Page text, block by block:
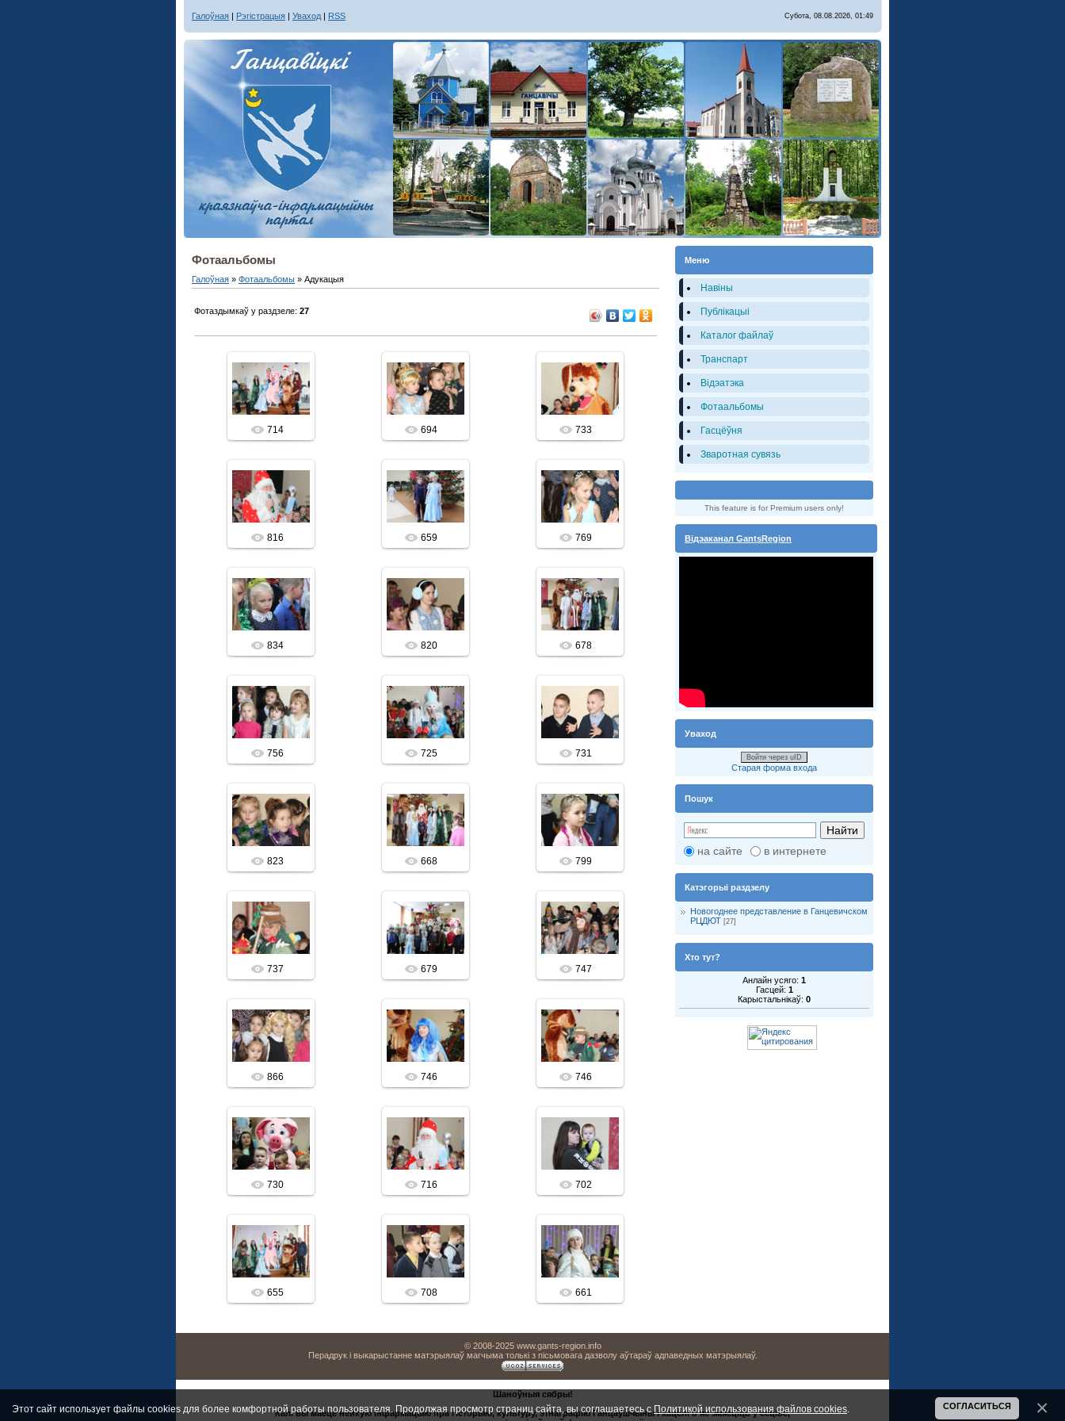
Галоўная | Рэгістрацыя | Уваход | RSS Субота, 08.08.2026, 01:49
Фотаальбомы
Галоўная » Фотаальбомы » Адукацыя
Фотаздымкаў у раздзеле: 27
19.12.2018
vitalis
714
19.12.2018
vitalis
694
19.12.2018
vitalis
733
19.12.2018
vitalis
816
19.12.2018
vitalis
659
19.12.2018
vitalis
769
19.12.2018
vitalis
834
19.12.2018
vitalis
820
19.12.2018
vitalis
678
19.12.2018
vitalis
756
19.12.2018
vitalis
725
19.12.2018
vitalis
731
19.12.2018
vitalis
823
19.12.2018
vitalis
668
19.12.2018
vitalis
799
19.12.2018
vitalis
737
19.12.2018
vitalis
679
19.12.2018
vitalis
747
19.12.2018
vitalis
866
19.12.2018
vitalis
746
19.12.2018
vitalis
746
19.12.2018
vitalis
730
19.12.2018
vitalis
716
19.12.2018
vitalis
702
19.12.2018
vitalis
655
19.12.2018
vitalis
708
19.12.2018
vitalis
661
Меню
Навіны
Публікацыі
Каталог файлаў
Транспарт
Вiдэатэка
Фотаальбомы
Гасцёўня
Зваротная сувязь
This feature is for Premium users only!
Відэаканал GantsRegion
Уваход
Войти через uID
Старая форма входа
Пошук
на сайте в интернете
Катэгорыі раздзелу
Новогоднее представление в Ганцевичском
РЦДЮТ [27]
Хто тут?
Анлайн усяго: 1
Гасцей: 1
Карыстальнікаў: 0
© 2008-2025 www.gants-region.info
Перадрук і выкарыстанне матэрыялаў магчыма толькі з пісьмовага дазволу аўтараў адпаведных матэрыялаў.
Шаноўныя сябры!
Калі вы маеце нейкую інфармацыю пра гісторыю, культуру, этнаграфію Ганцаўшчыны і хацелі б яе змясціць у сеціве,
Этот сайт использует файлы cookies для более комфортной работы пользователя. Продолжая просмотр страниц сайта, вы соглашаетесь с Политикой использования файлов cookies СОГЛАСИТЬСЯ